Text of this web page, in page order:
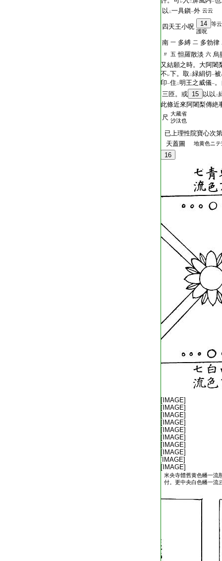
レ 二 一
以 二一具鎭一外 云云
四天王小呪 14
等
護呪
南 一 多縛 二 多勃律
〃 五 怛羅散淡 六 烏
又結願之時。大阿闍
不 レ下。取 二緑絹切一被
印一住 二明王之威儀一
三匝。或 15 以以 二
此條近來阿闍梨傳絶
尺 大藏省
沙汰也
已上理性院寶心次第
天蓋圖 地黄色ニ
16
[IMAGE]
[IMAGE]
[IMAGE]
[IMAGE]
[IMAGE]
[IMAGE]
[IMAGE]
[IMAGE]
[IMAGE]
[IMAGE]
米央寺體舊黄色幡一流
付。更中央白色幡一流